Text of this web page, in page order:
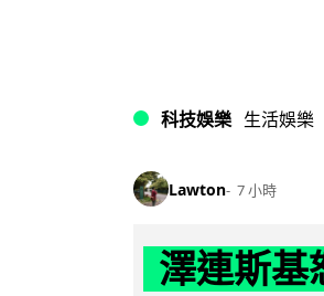
科技娛樂 生活娛樂
Lawton 7 小時
澤連斯基